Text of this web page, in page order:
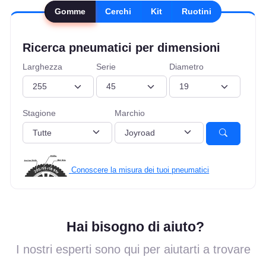
Gomme Cerchi Kit Ruotini
Ricerca pneumatici per dimensioni
Larghezza Serie Diametro
Stagione Marchio
Conoscere la misura dei tuoi pneumatici
Hai bisogno di aiuto?
I nostri esperti sono qui per aiutarti a trovare